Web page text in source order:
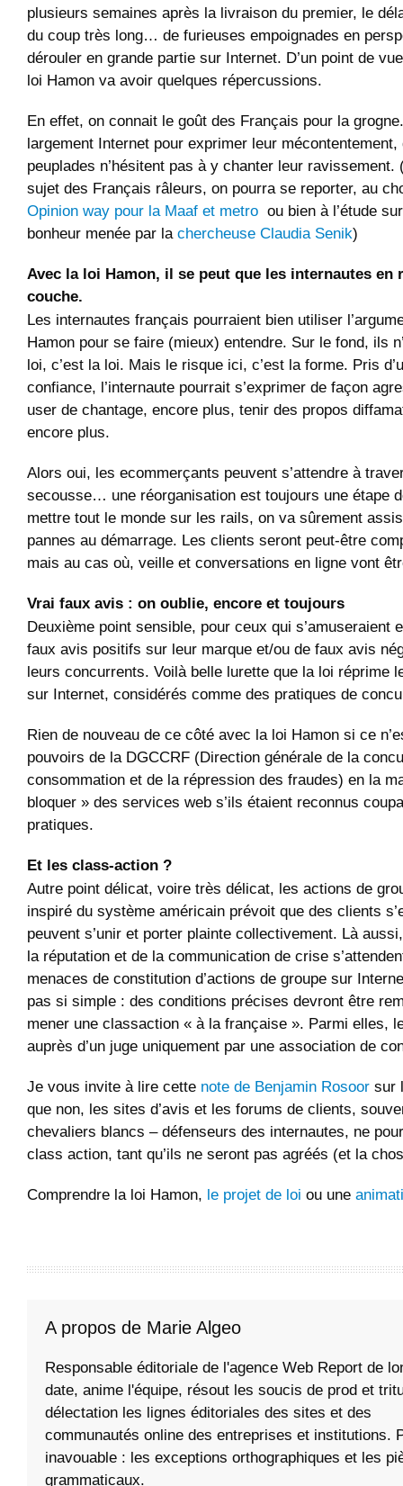
plusieurs semaines après la livraison du premier, le
du coup très long… de furieuses empoignades en
dérouler en grande partie sur Internet. D’un point de
loi Hamon va avoir quelques répercussions.
En effet, on connait le goût des Français pour la
largement Internet pour exprimer leur mécontentement,
peuplades n’hésitent pas à y chanter leur ravissement.
sujet des Français râleurs, on pourra se reporter, au
Opinion way pour la Maaf et metro ou bien à l’étude
bonheur menée par la chercheuse Claudia Senik)
Avec la loi Hamon, il se peut que les internautes en
couche.
Les internautes français pourraient bien utiliser
Hamon pour se faire (mieux) entendre. Sur le fond, ils
loi, c’est la loi. Mais le risque ici, c’est la forme. Pris
confiance, l’internaute pourrait s’exprimer de façon
user de chantage, encore plus, tenir des propos
encore plus.
Alors oui, les ecommerçants peuvent s’attendre à
secousse… une réorganisation est toujours une étape
mettre tout le monde sur les rails, on va sûrement
pannes au démarrage. Les clients seront peut-être
mais au cas où, veille et conversations en ligne vont
Vrai faux avis : on oublie, encore et toujours
Deuxième point sensible, pour ceux qui s’amuseraient
faux avis positifs sur leur marque et/ou de faux avis
leurs concurrents. Voilà belle lurette que la loi réprime
sur Internet, considérés comme des pratiques de
Rien de nouveau de ce côté avec la loi Hamon si ce
pouvoirs de la DGCCRF (Direction générale de la
consommation et de la répression des fraudes) en la
bloquer » des services web s’ils étaient reconnus
pratiques.
Et les class-action ?
Autre point délicat, voire très délicat, les actions de
inspiré du système américain prévoit que des clients
peuvent s’unir et porter plainte collectivement. Là
la réputation et de la communication de crise
menaces de constitution d’actions de groupe sur
pas si simple : des conditions précises devront être
mener une classaction « à la française ». Parmi elles,
auprès d’un juge uniquement par une association de
Je vous invite à lire cette note de Benjamin Rosoor sur
que non, les sites d’avis et les forums de clients,
chevaliers blancs – défenseurs des internautes, ne
class action, tant qu’ils ne seront pas agréés (et la
Comprendre la loi Hamon, le projet de loi ou une
A propos de Marie Algeo
Responsable éditoriale de l'agence Web Report de
date, anime l'équipe, résout les soucis de prod et
délectation les lignes éditoriales des sites et des
communautés online des entreprises et institutions.
inavouable : les exceptions orthographiques et les
grammaticaux.